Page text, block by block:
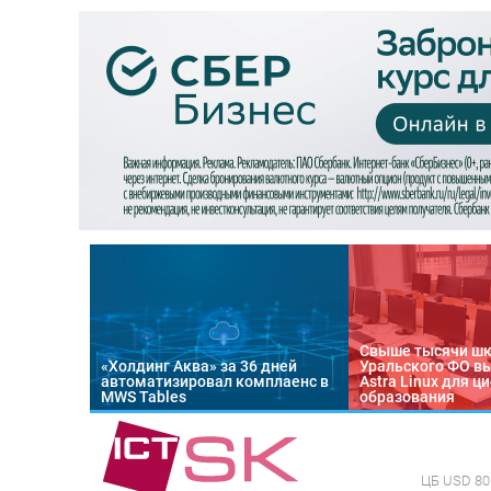
«Холдинг Аква» за 36 дней
автоматизировал комплаенс в
MWS Tables
Свыше тысячи
Уральского ФО
Astra Linux для
образования
ЦБ USD